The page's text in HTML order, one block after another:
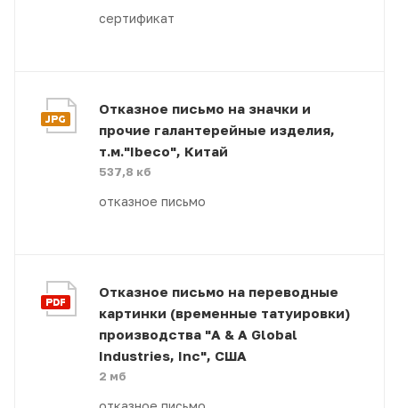
сертификат
Отказное письмо на значки и
прочие галантерейные изделия,
т.м."Ibeco", Китай
537,8 кб
отказное письмо
Отказное письмо на переводные
картинки (временные татуировки)
производства "A & A Global
Industries, Inc", США
2 мб